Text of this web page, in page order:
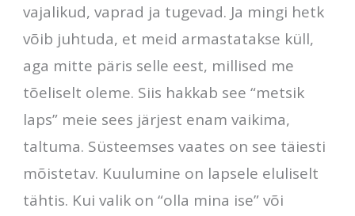
vajalikud, vaprad ja tugevad. Ja mingi hetk
võib juhtuda, et meid armastatakse küll,
aga mitte päris selle eest, millised me
tõeliselt oleme. Siis hakkab see “metsik
laps” meie sees järjest enam vaikima,
taltuma. Süsteemses vaates on see täiesti
mõistetav. Kuulumine on lapsele eluliselt
tähtis. Kui valik on “olla mina ise” või